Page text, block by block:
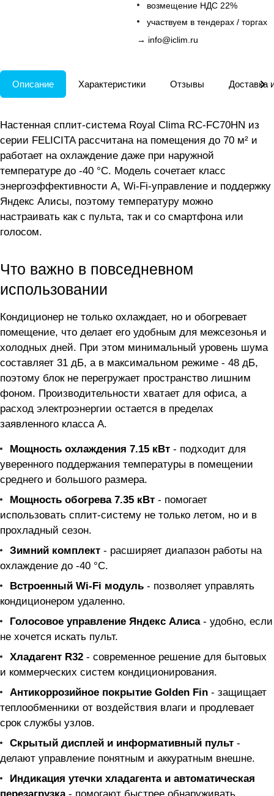
возмещение НДС 22%
участвуем в тендерах / торгах
→ info@iclim.ru
Описание Характеристики Отзывы Доставка
Настенная сплит-система Royal Clima RC-FC70HN из
серии FELICITA рассчитана на помещения до 70 м² и
работает на охлаждение даже при наружной
температуре до -40 °C. Модель сочетает класс
энергоэффективности A, Wi-Fi-управление и поддержку
Яндекс Алисы, поэтому температуру можно
настраивать как с пульта, так и со смартфона или
голосом.
Что важно в повседневном
использовании
Кондиционер не только охлаждает, но и обогревает
помещение, что делает его удобным для межсезонья и
холодных дней. При этом минимальный уровень шума
составляет 31 дБ, а в максимальном режиме - 48 дБ,
поэтому блок не перегружает пространство лишним
фоном. Производительности хватает для офиса, а
расход электроэнергии остается в пределах
заявленного класса A.
Мощность охлаждения 7.15 кВт - подходит для
уверенного поддержания температуры в помещении
среднего и большого размера.
Мощность обогрева 7.35 кВт - помогает
использовать сплит-систему не только летом, но и в
прохладный сезон.
Зимний комплект - расширяет диапазон работы на
охлаждение до -40 °C.
Встроенный Wi-Fi модуль - позволяет управлять
кондиционером удаленно.
Голосовое управление Яндекс Алиса- удобно, если
не хочется искать пульт.
Хладагент R32 - современное решение для бытовых
и коммерческих систем кондиционирования.
Антикоррозийное покрытие Golden Fin - защищает
теплообменники от воздействия влаги и продлевает
срок службы узлов.
Скрытый дисплей и информативный пульт -
делают управление понятным и аккуратным внешне.
Индикация утечки хладагента и автоматическая